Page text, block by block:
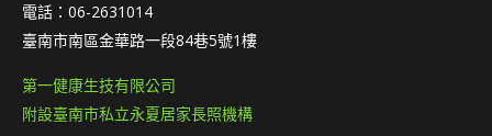
電話：06-2631014
臺南市南區金華路一段84巷5號1樓
第一健康生技有限公司
附設臺南市私立永夏居家長照機構